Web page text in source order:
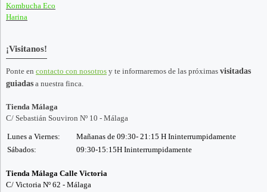
Kombucha Eco
Harina
¡Visitanos!
Ponte en contacto con nosotros y te informaremos de las próximas visitadas
guiadas a nuestra finca.
Tienda Málaga
C/ Sebastián Souviron Nº 10 - Málaga
Lunes a Viernes:
Mañanas de 09:30- 21:15 H Ininterrumpidamente
Sábados:
09:30-15:15H Ininterrumpidamente
Tienda Málaga Calle Victoria
C/ Victoria Nº 62 - Málaga